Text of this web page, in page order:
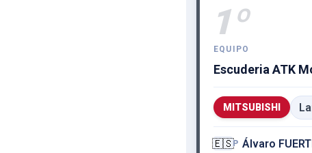
1º
EQUIPO
Escuderia ATK
MITSUBISHI
🇪🇸P Álvaro